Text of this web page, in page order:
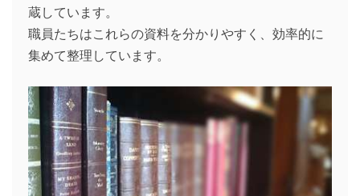
蔵しています。
職員たちはこれらの資料を分かりやすく、効率的に
集めて整理しています。